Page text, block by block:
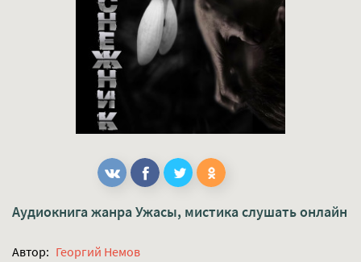
Аудиокнига жанра Ужасы, мистика слушать онлайн
Автор: Георгий Немов